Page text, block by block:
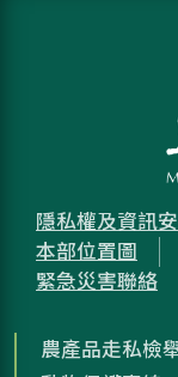
隱私權及資訊
本部位置圖
緊急災害聯絡
農產品走私檢